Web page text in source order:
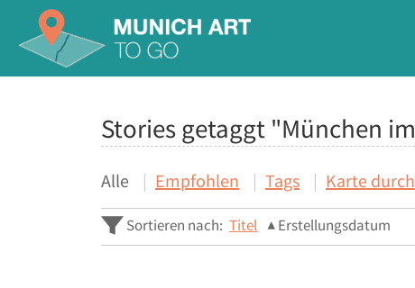
Stories getaggt "München
Alle Empfohlen Tags Karte
Sortieren nach: Titel Erstellungsdatum